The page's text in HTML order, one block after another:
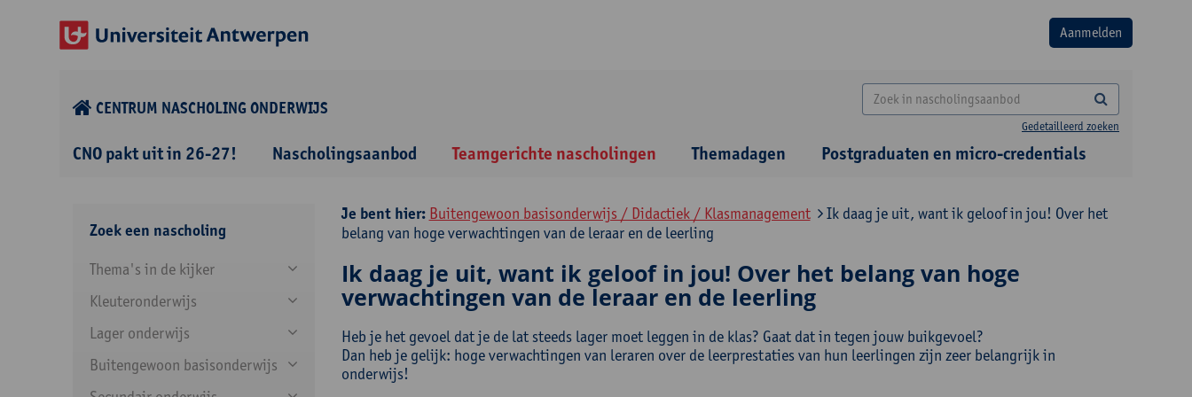
CENTRUM NASCHOLING ONDERWIJS
Gedetailleerd zoeken
CNO pakt uit in 26-27! Nascholingsaanbod Teamgerichte nascholingen Themadagen Postgraduaten en micro-credentials
Zoek een nascholing
Thema's in de kijker
Kleuteronderwijs
Lager onderwijs
Buitengewoon basisonderwijs
Je bent hier: Buitengewoon basisonderwijs / Didactiek / Klasmanagement
Ik daag je uit, want ik geloof in jou! Over het
belang van hoge verwachtingen van de leraar en de leerling
Ik daag je uit, want ik geloof in jou! Over het belang van hoge
verwachtingen van de leraar en de leerling
Heb je het gevoel dat je de lat steeds lager moet leggen in de klas? Gaat dat in tegen jouw buikgevoel?
Dan heb je gelijk: hoge verwachtingen van leraren over de leerprestaties van hun leerlingen zijn zeer belangrijk in
onderwijs!